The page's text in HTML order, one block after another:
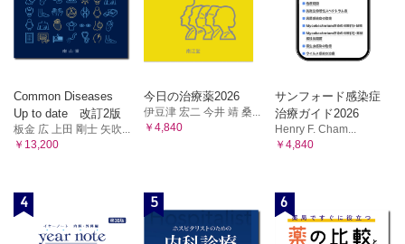
1．公害の始まりと変化
2．典型7公害と環境基本法
3．公害の特徴とおもな公害事件
C．地球規模の環境問題
2．地球温暖化
3．酸性雨
4．オゾン層破壊
5．その他の地球環境問題
11章 感染症：微生物による病気
A．感染症の流行の条件と予防
1．感染症が成立する条件
1．糖尿病
2．肝疾患
3．腎不全
2．年齢と生活習慣病
3．健康づくりへの政策
7章 老年期の保健と死の問題
1．老年期の生活
2．老年期の健康とQOL
3．老年期の病気
Common Diseases
Up to date 改訂2版
板金 広 上田 剛士 矢吹...
￥13,200
今日の治療薬2026
伊豆津 宏二 今井 靖 桑...
￥4,840
サンフォード感染症
治療ガイド2026
Henry F. Cham...
￥4,840
4 5 6